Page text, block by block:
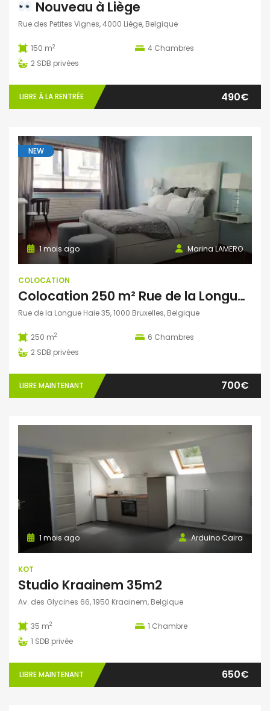
Nouveau à Liège
Rue des Petites Vignes, 4000 Liège, Belgique
150 m2 4 Chambres
2 SDB privées
LIBRE À LA RENTRÉE 490€
NEW
Marina LAMERO
1 mois ago
COLOCATION
Colocation 250 m² Rue de la Longue Haie, Bruxelles, Belgique
Rue de la Longue Haie 35, 1000 Bruxelles, Belgique
250 m2 6 Chambres
2 SDB privées
LIBRE MAINTENANT 700€
Arduino Caira
1 mois ago
KOT
Studio Kraainem 35m2
Av. des Glycines 66, 1950 Kraainem, Belgique
35 m2 1 Chambre
1 SDB privée
LIBRE MAINTENANT 650€